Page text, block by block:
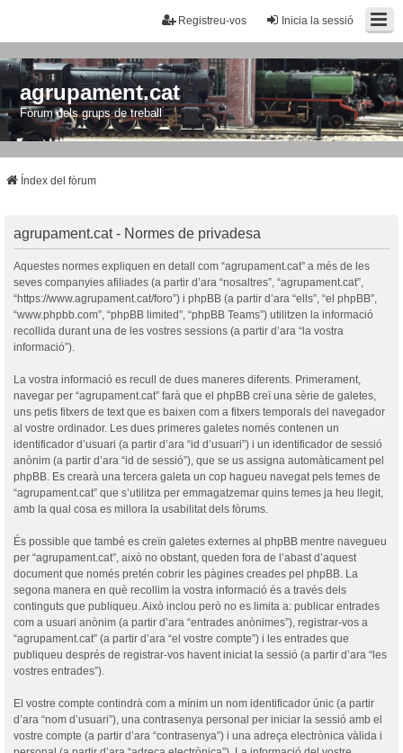
Inicia la sessió
Registreu-vos
agrupament.cat
Fòrum dels grups de treball
Índex del fòrum
agrupament.cat - Normes de privadesa
Aquestes normes expliquen en detall com “agrupament.cat” a més de les
seves companyies afiliades (a partir d’ara “nosaltres”, “agrupament.cat”,
“https://www.agrupament.cat/foro”) i phpBB (a partir d’ara “ells”, “el phpBB”,
“www.phpbb.com”, “phpBB limited”, “phpBB Teams”) utilitzen la informació
recollida durant una de les vostres sessions (a partir d’ara “la vostra
informació”).
La vostra informació es recull de dues maneres diferents. Primerament,
navegar per “agrupament.cat” farà que el phpBB creï una sèrie de galetes,
uns petis fitxers de text que es baixen com a fitxers temporals del navegador
al vostre ordinador. Les dues primeres galetes només contenen un
identificador d’usuari (a partir d’ara “id d’usuari”) i un identificador de sessió
anònim (a partir d’ara “id de sessió”), que se us assigna automàticament pel
phpBB. Es crearà una tercera galeta un cop hagueu navegat pels temes de
“agrupament.cat” que s’utilitza per emmagatzemar quins temes ja heu llegit,
amb la qual cosa es millora la usabilitat dels fòrums.
És possible que també es creïn galetes externes al phpBB mentre navegueu
per “agrupament.cat”, això no obstant, queden fora de l’abast d’aquest
document que només pretén cobrir les pàgines creades pel phpBB. La
segona manera en què recollim la vostra informació és a través dels
continguts que publiqueu. Això inclou però no es limita a: publicar entrades
com a usuari anònim (a partir d’ara “entrades anònimes”), registrar-vos a
“agrupament.cat” (a partir d’ara “el vostre compte”) i les entrades que
publiqueu després de registrar-vos havent iniciat la sessió (a partir d’ara “les
vostres entrades”).
El vostre compte contindrà com a mínim un nom identificador únic (a partir
d’ara “nom d’usuari”), una contrasenya personal per iniciar la sessió amb el
vostre compte (a partir d’ara “contrasenya”) i una adreça electrònica vàlida i